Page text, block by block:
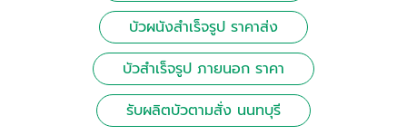
บัวผนังสําเร็จรูป ราคาส่ง
บัวสําเร็จรูป ภายนอก ราคา
รับผลิตบัวตามสั่ง นนทบุรี